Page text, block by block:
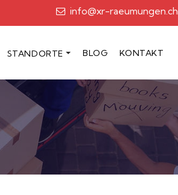
info@xr-raeumungen.ch
STANDORTE BLOG KONTAKT